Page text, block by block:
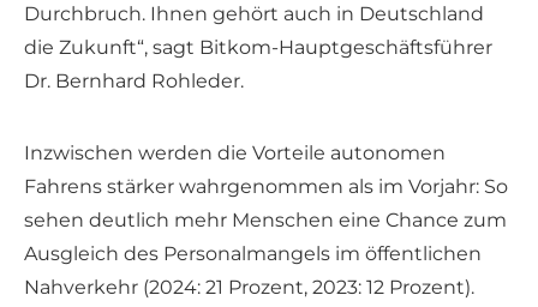
Durchbruch. Ihnen gehört auch in Deutschland
die Zukunft“, sagt Bitkom-Hauptgeschäftsführer
Dr. Bernhard Rohleder.
Inzwischen werden die Vorteile autonomen
Fahrens stärker wahrgenommen als im Vorjahr: So
sehen deutlich mehr Menschen eine Chance zum
Ausgleich des Personalmangels im öffentlichen
Nahverkehr (2024: 21 Prozent, 2023: 12 Prozent).